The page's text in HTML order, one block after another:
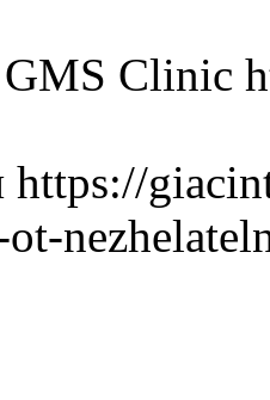
GMS Clinic
https://